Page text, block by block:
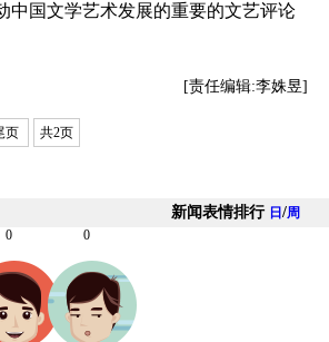
中国文学艺术发展的重要的文艺评论
[责任编辑:李姝昱]
页 共2页
新闻表情排行 日 /周
0 0